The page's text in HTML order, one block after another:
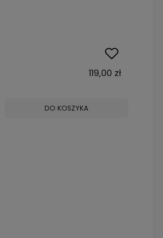
119,00 zł
DO KOSZYKA